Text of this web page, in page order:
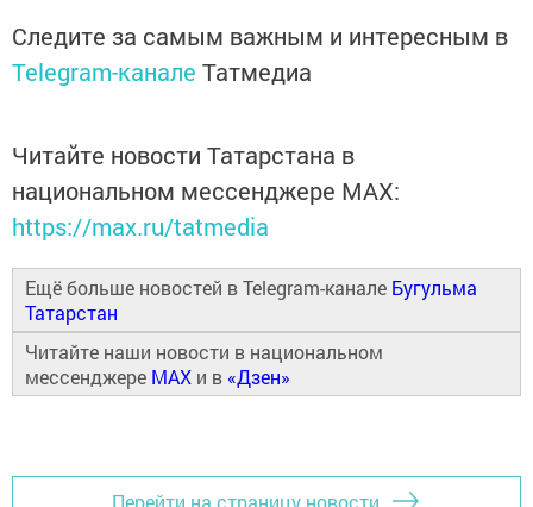
Следите за самым важным и интересным в
Telegram-канале Татмедиа
Читайте новости Татарстана в
национальном мессенджере MАХ:
https://max.ru/tatmedia
Ещё больше новостей в Telegram-канале Бугульма
Татарстан
Читайте наши новости в национальном
мессенджере MAX и в «Дзен»
Перейти на страницу новости